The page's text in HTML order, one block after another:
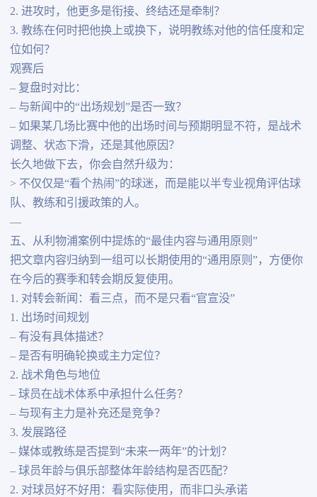
2. 进攻时，他更多是衔接、终结还是牵制？
3. 教练在何时把他换上或换下，说明教练对他的信任度和定
位如何？
观赛后
– 复盘时对比：
– 与新闻中的“出场规划”是否一致？
– 如果某几场比赛中他的出场时间与预期明显不符，是战术
调整、状态下滑，还是其他原因？
长久地做下去，你会自然升级为：
> 不仅仅是“看个热闹”的球迷，而是能以半专业视角评估球
队、教练和引援政策的人。
—
五、从利物浦案例中提炼的“最佳内容与通用原则”
把文章内容归纳到一组可以长期使用的“通用原则”，方便你
在今后的赛季和转会期反复使用。
1. 对转会新闻：看三点，而不是只看“官宣没”
1. 出场时间规划
– 有没有具体描述？
– 是否有明确轮换或主力定位？
2. 战术角色与地位
– 球员在战术体系中承担什么任务？
– 与现有主力是补充还是竞争？
3. 发展路径
– 媒体或教练是否提到“未来一两年”的计划？
– 球员年龄与俱乐部整体年龄结构是否匹配？
2. 对球员好不好用：看实际使用，而非口头承诺